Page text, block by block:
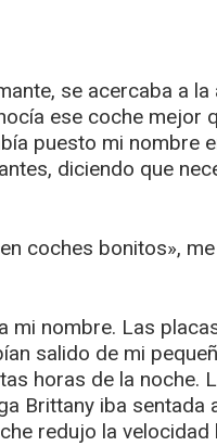
se acercaba a
ese coche mejor
puesto mi nombre
diciendo que
coches bonitos»,
mi nombre. Las
salido de mi
horas de la noche.
Brittany iba sentada
redujo la